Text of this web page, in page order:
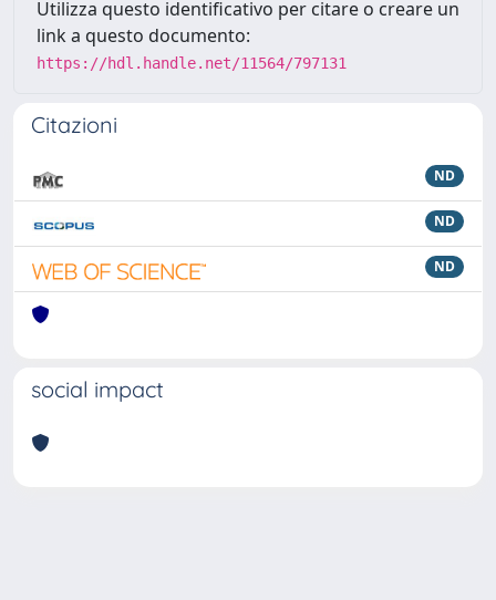
Utilizza questo identificativo per citare o creare un
link a questo documento:
https://hdl.handle.net/11564/797131
Citazioni
ND
ND
ND
social impact